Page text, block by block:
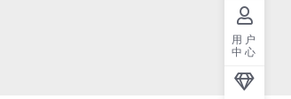
用户
中心